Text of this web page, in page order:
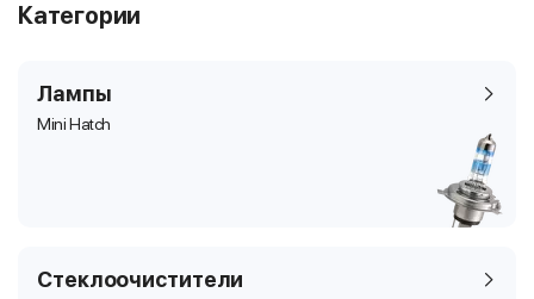
Категории
Лампы
Mini Hatch
Стеклоочистители